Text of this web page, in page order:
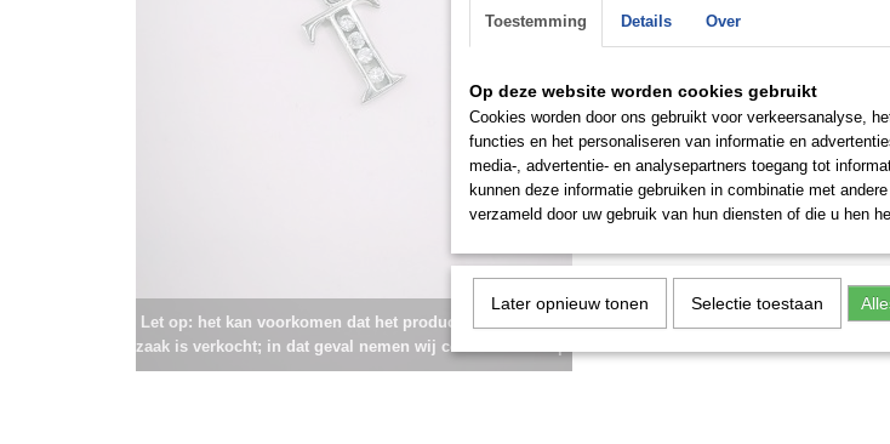
Let op: het kan voorkomen dat het product onlangs in de
zaak is verkocht; in dat geval nemen wij contact met u op.
Toestemming Details Over
Op deze website worden cookies gebruikt
Cookies worden door ons gebruikt voor verkeersanalyse,
functies en het personaliseren van informatie en
media-, advertentie- en analysepartners toegang tot
kunnen deze informatie gebruiken in combinatie met
verzameld door uw gebruik van hun diensten of die u hen
Later opnieuw tonen Selectie toestaan